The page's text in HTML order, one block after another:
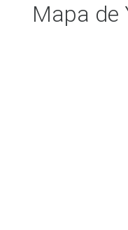
Mapa de